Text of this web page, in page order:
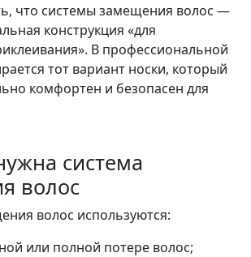
что системы замещения волос —
конструкция «для
В профессиональной
тот вариант носки, который
комфортен и безопасен для
система
волос
волос используются:
или полной потере волос;